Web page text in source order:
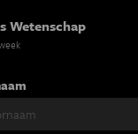
Wetenschap